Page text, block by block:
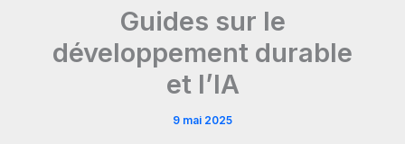
Guides sur le
développement durable
et l’IA
9 mai 2025